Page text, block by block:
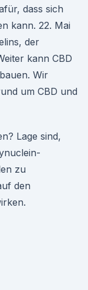
dass sich
kann. 22. Mai
der
kann CBD
Wir
um CBD und
Lage sind,
zu
den